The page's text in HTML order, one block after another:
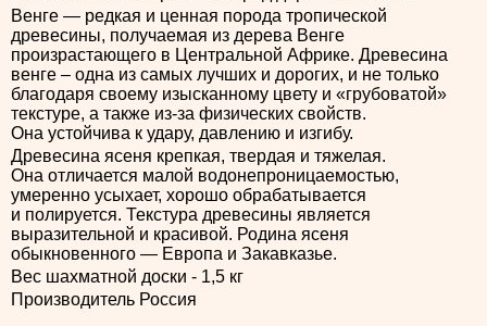
Венге — редкая и ценная порода тропической
древесины, получаемая из дерева Венге
произрастающего в Центральной Африке. Древесина
венге – одна из самых лучших и дорогих, и не только
благодаря своему изысканному цвету и «грубоватой»
текстуре, а также из-за физических свойств.
Она устойчива к удару, давлению и изгибу.
Древесина ясеня крепкая, твердая и тяжелая.
Она отличается малой водонепроницаемостью,
умеренно усыхает, хорошо обрабатывается
и полируется. Текстура древесины является
выразительной и красивой. Родина ясеня
обыкновенного — Европа и Закавказье.
Вес шахматной доски - 1,5 кг
Производитель Россия